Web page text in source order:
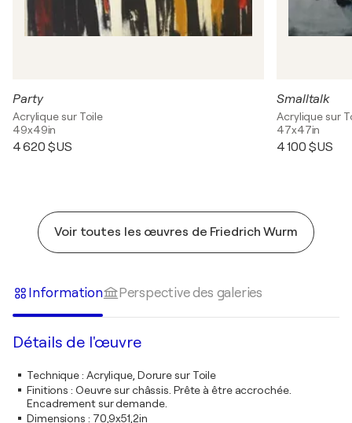
Party
Acrylique sur Toile
49x49in
4 620 $US
Smalltalk
Acrylique sur
47x47in
4 100 $US
Voir toutes les œuvres de Friedrich Wurm
Information Perspective des galeries
Détails de l'œuvre
Technique: Acrylique, Dorure sur Toile
Finitions : Oeuvre sur châssis. Prête à être accrochée.
Encadrement sur demande.
Dimensions : 70,9x51,2in